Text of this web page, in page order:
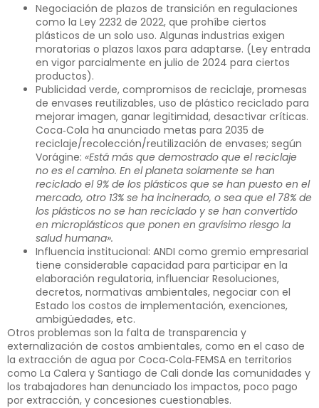
Negociación de plazos de transición en regulaciones
como la Ley 2232 de 2022, que prohíbe ciertos
plásticos de un solo uso. Algunas industrias exigen
moratorias o plazos laxos para adaptarse. (Ley entrada
en vigor parcialmente en julio de 2024 para ciertos
productos).
Publicidad verde, compromisos de reciclaje, promesas
de envases reutilizables, uso de plástico reciclado para
mejorar imagen, ganar legitimidad, desactivar críticas.
Coca‑Cola ha anunciado metas para 2035 de
reciclaje/recolección/reutilización de envases; según
Vorágine: «Está más que demostrado que el reciclaje
no es el camino. En el planeta solamente se han
reciclado el 9% de los plásticos que se han puesto en el
mercado, otro 13% se ha incinerado, o sea que el 78% de
los plásticos no se han reciclado y se han convertido
en microplásticos que ponen en gravísimo riesgo la
salud humana».
Influencia institucional: ANDI como gremio empresarial
tiene considerable capacidad para participar en la
elaboración regulatoria, influenciar Resoluciones,
decretos, normativas ambientales, negociar con el
Estado los costos de implementación, exenciones,
ambigüedades, etc.
Otros problemas son la falta de transparencia y
externalización de costos ambientales, como en el caso de
la extracción de agua por Coca‑Cola‑FEMSA en territorios
como La Calera y Santiago de Cali donde las comunidades y
los trabajadores han denunciado los impactos, poco pago
por extracción, y concesiones cuestionables.